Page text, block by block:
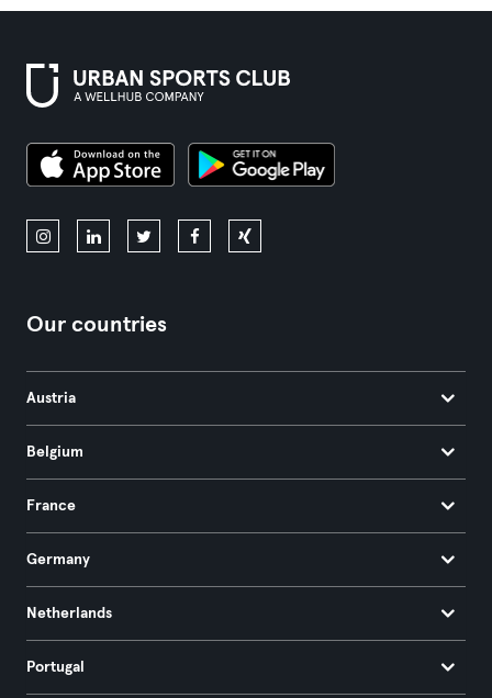
Our countries
Austria
Belgium
France
Germany
Netherlands
Portugal